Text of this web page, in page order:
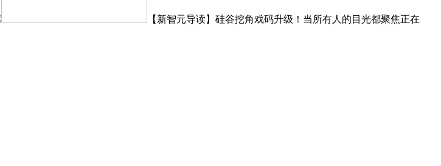
【新智元导读】硅谷挖角戏码升级！当所有人的目光都聚焦正在